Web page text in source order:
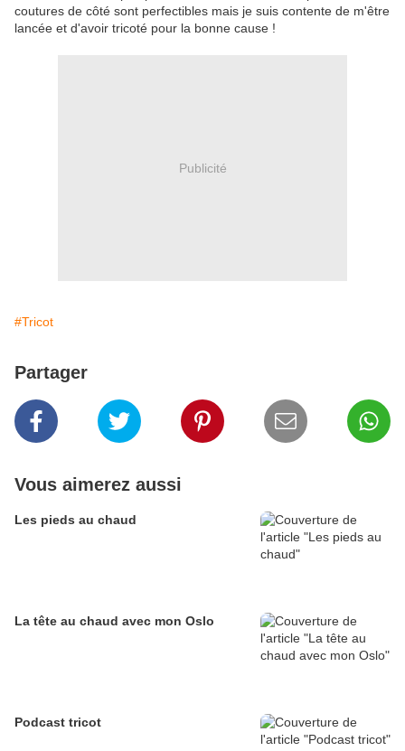
coutures de côté sont perfectibles mais je suis contente de m'être
lancée et d'avoir tricoté pour la bonne cause !
Publicité
#Tricot
Partager
Vous aimerez aussi
Les pieds au chaud
La tête au chaud avec mon Oslo
Podcast tricot